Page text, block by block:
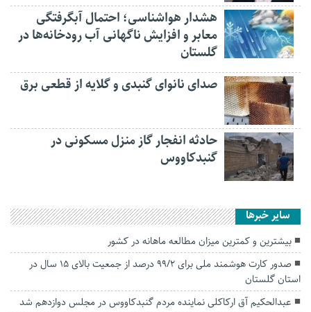
هشدار هواشناسی؛ احتمال آبگرفتگی
معابر و افزایش ناگهانی آب رودخانه‌ها در
گلستان
صدای نانوای گنبدی و گلایه از قطعی برق
حادثه انفجار گاز منزل مسکونی در
گنبدکاووس
سایر خبرها
بیشترین و کمترین میزان مطالعه ماهانه در کشور
صدور کارت هوشمند ملی برای ۹۹/2 درصد از جمعیت بالای ۱۵ سال در
استان گلستان
عبدالحکیم آق ارکاکلی نماینده مردم گنبدکاووس در مجلس دوازدهم شد